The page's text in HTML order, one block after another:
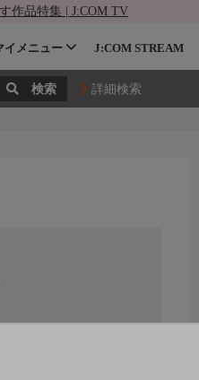
作品特集 | J:COM TV
イメニュー J:COM STREAM
詳細検索